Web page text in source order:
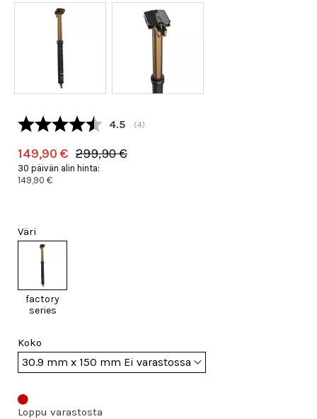
Keskimääräinen luokitus:
4.5 (äänet:
4)
149,90 € 299,90 €
30 päivän alin hinta:
149,90 €
Väri
factory
series
Koko
Loppu varastosta